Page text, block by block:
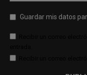
Guardar mis datos